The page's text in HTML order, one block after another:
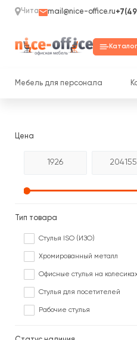
Чита mail@nice-office.ru
Каталог
Мебель для персонала
Цена
Тип товара
Стулья ISO (ИЗО)
Хромированный металл
Офисные стулья на
Стулья для посетителей
Рабочие стулья